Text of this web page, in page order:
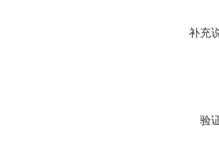
补充
验